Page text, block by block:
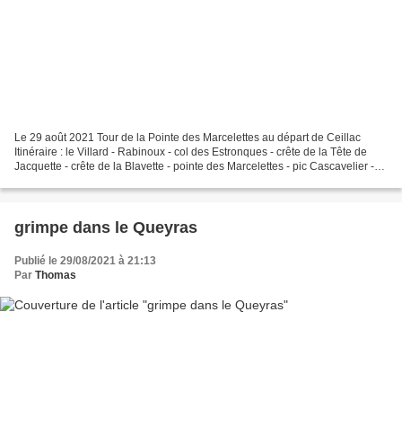
Le 29 août 2021 Tour de la Pointe des Marcelettes au départ de Ceillac
Itinéraire : le Villard - Rabinoux - col des Estronques - crête de la Tête de
Jacquette - crête de la Blavette - pointe des Marcelettes - pic Cascavelier -
grimpe dans le Queyras
Publié le 29/08/2021 à 21:13
Par Thomas